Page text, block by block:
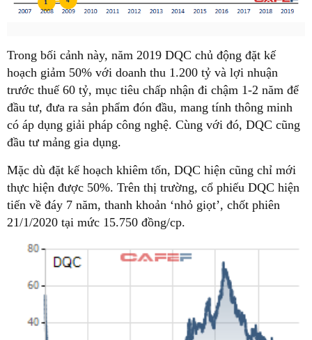
Trong bối cảnh này, năm 2019 DQC chủ động đặt kế
hoạch giảm 50% với doanh thu 1.200 tỷ và lợi nhuận
trước thuế 60 tỷ, mục tiêu chấp nhận đi chậm 1-2 năm để
đầu tư, đưa ra sản phẩm đón đầu, mang tính thông minh
có áp dụng giải pháp công nghệ. Cùng với đó, DQC cũng
đầu tư mảng gia dụng.
Mặc dù đặt kế hoạch khiêm tốn, DQC hiện cũng chỉ mới
thực hiện được 50%. Trên thị trường, cổ phiếu DQC hiện
tiến về đáy 7 năm, thanh khoản ‘nhỏ giọt’, chốt phiên
21/1/2020 tại mức 15.750 đồng/cp.